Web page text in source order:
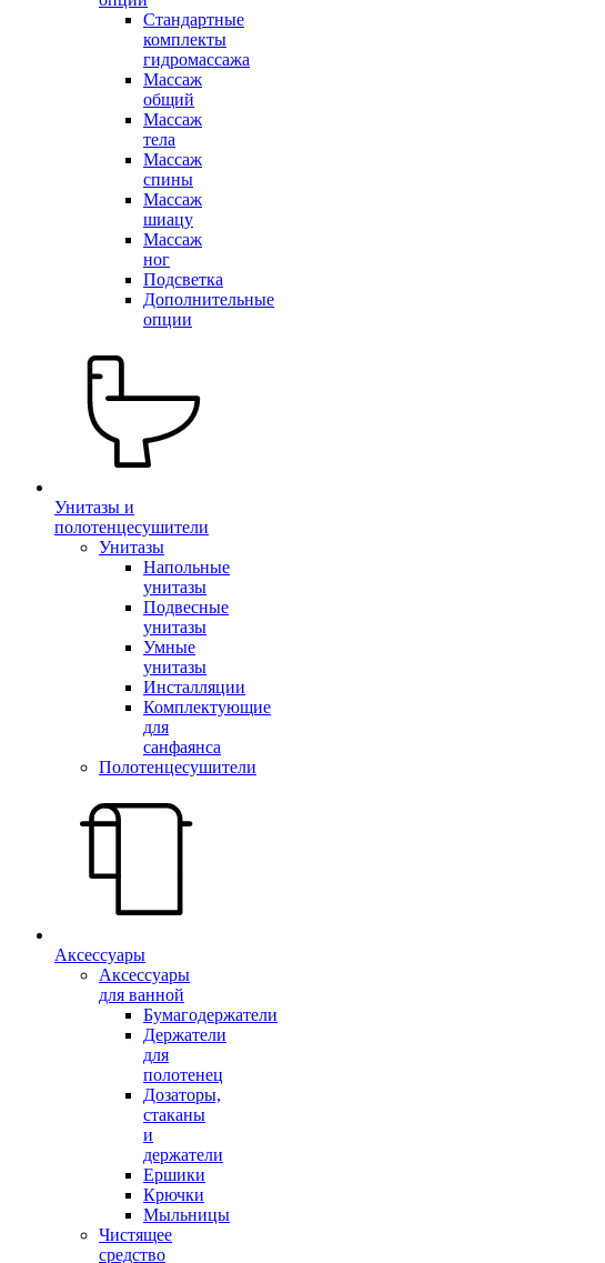
Стандартные
комплекты
гидромассажа
Массаж
общий
Массаж
тела
Массаж
спины
Массаж
шиацу
Массаж
ног
Подсветка
Дополнительные
опции
Унитазы и
полотенцесушители
Унитазы
Напольные
унитазы
Подвесные
унитазы
Умные
унитазы
Инсталляции
Комплектующие
для
санфаянса
Полотенцесушители
Аксессуары
Аксессуары
для ванной
Бумагодержатели
Держатели
для
полотенец
Дозаторы,
стаканы
и
держатели
Ершики
Крючки
Мыльницы
Чистящее
средство